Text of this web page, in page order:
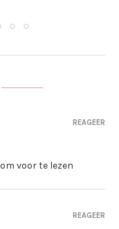
voor te lezen
REAGEER
REAGEER